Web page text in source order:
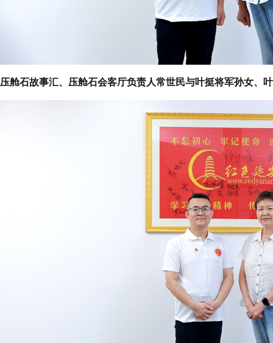
压舱石故事汇、压舱石会客厅负责人常世民与叶挺将军孙女、